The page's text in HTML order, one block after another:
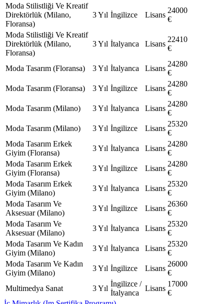
Moda Stilistliği Ve Kreatif
Direktörlük (Milano,
Floransa)
3 Yıl İngilizce Lisans
24000
€
Moda Stilistliği Ve Kreatif
Direktörlük (Milano,
Floransa)
3 Yıl İtalyanca Lisans
22410
€
Moda Tasarım (Floransa) 3 Yıl İtalyanca Lisans
24280
€
Moda Tasarım (Floransa)
3 Yıl İngilizce Lisans
24280
€
Moda Tasarım (Milano)
3 Yıl İtalyanca Lisans
24280
€
Moda Tasarım (Milano)
3 Yıl İngilizce Lisans
25320
€
Moda Tasarım Erkek
Giyim (Floransa)
3 Yıl İtalyanca Lisans
24280
€
Moda Tasarım Erkek
Giyim (Floransa)
3 Yıl İngilizce Lisans
24280
€
Moda Tasarım Erkek
Giyim (Milano)
3 Yıl İtalyanca Lisans
25320
€
Moda Tasarım Ve
Aksesuar (Milano)
3 Yıl İngilizce Lisans
26360
€
Moda Tasarım Ve
Aksesuar (Milano)
3 Yıl İtalyanca Lisans
25320
€
Moda Tasarım Ve Kadın
Giyim (Milano)
3 Yıl İtalyanca Lisans
25320
€
Moda Tasarım Ve Kadın
Giyim (Milano)
3 Yıl İngilizce Lisans
26000
€
Multimedya Sanat
3 Yıl
İngilizce /
İtalyanca
Lisans
17000
€